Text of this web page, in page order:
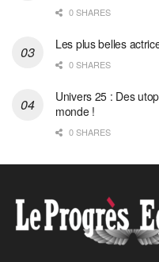
0 SHARES
Les plus belles
0 SHARES
Univers 25 : Des
monde !
0 SHARES